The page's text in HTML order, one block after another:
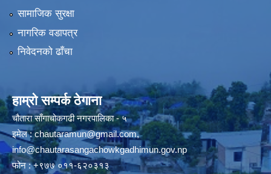
सामाजिक सुरक्षा
नागरिक वडापत्र
निवेदनको ढाँचा
हाम्रो सम्पर्क ठेगाना
चौतारा साँगाचोकगढी नगरपालिका - ५
इमेल :chautaramun@gmail.com,
info@chautarasangachowkgadhimun.gov.np
फोन : +९७७ ०११-६२०३१३